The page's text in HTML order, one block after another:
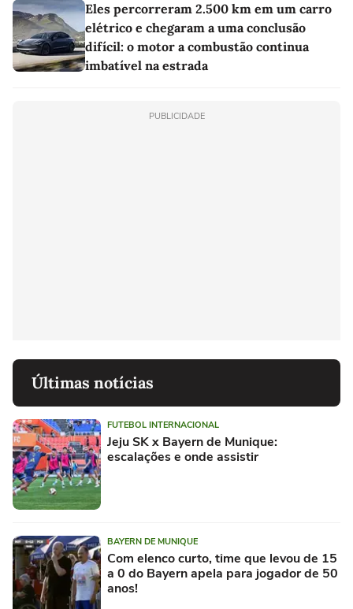
Eles percorreram 2.500 km em um carro
elétrico e chegaram a uma conclusão
difícil: o motor a combustão continua
imbatível na estrada
PUBLICIDADE
Últimas notícias
FUTEBOL INTERNACIONAL
Jeju SK x Bayern de Munique:
escalações e onde assistir
BAYERN DE MUNIQUE
Com elenco curto, time que levou de 15
a 0 do Bayern apela para jogador de 50
anos!